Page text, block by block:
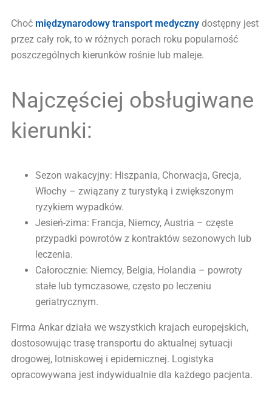
Choć międzynarodowy transport medyczny dostępny jest
przez cały rok, to w różnych porach roku popularność
poszczególnych kierunków rośnie lub maleje.
Najczęściej obsługiwane
kierunki:
Sezon wakacyjny: Hiszpania, Chorwacja, Grecja,
Włochy – związany z turystyką i zwiększonym
ryzykiem wypadków.
Jesień-zima: Francja, Niemcy, Austria – częste
przypadki powrotów z kontraktów sezonowych lub
leczenia.
Całorocznie: Niemcy, Belgia, Holandia – powroty
stałe lub tymczasowe, często po leczeniu
geriatrycznym.
Firma Ankar działa we wszystkich krajach europejskich,
dostosowując trasę transportu do aktualnej sytuacji
drogowej, lotniskowej i epidemicznej. Logistyka
opracowywana jest indywidualnie dla każdego pacjenta.